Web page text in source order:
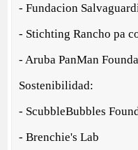
- Fundacion
- Stichting Rancho pa
- Aruba PanMan
Sostenibilidad:
- ScubbleBubbles
- Brenchie's Lab